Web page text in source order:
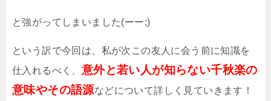
と強がってしまいました(ーー;)
という訳で今回は、私が次この友人に会う前に知識を
仕入れるべく、 意外と若い人が知らない千秋楽の
意味やその語源などについて詳しく見ていきます！